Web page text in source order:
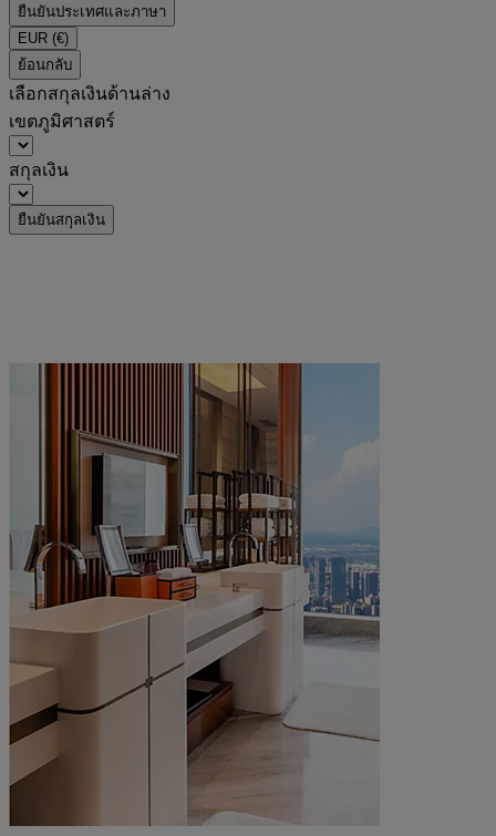
ยืนยันประเทศและภาษา
EUR (€)
ย้อนกลับ
เลือกสกุลเงินด้านล่าง
เขตภูมิศาสตร์
สกุลเงิน
ยืนยันสกุลเงิน